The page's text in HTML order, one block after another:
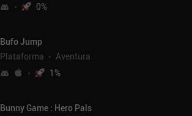
0%
Bufo Jump
Plataforma
Aventura
1%
Bunny Game : Hero Pals